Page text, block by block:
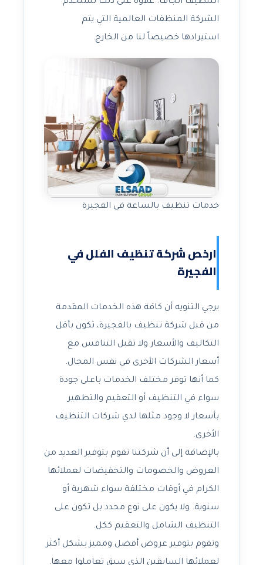
الشركة المنظفات العالمية التي يتم
استيرادها خصيصاً لنا من الخارج.
خدمات تنظيف بالساعة في الفجيرة
ارخص شركة تنظيف الفلل في
الفجيرة
يرجي التنويه أن كافة هذه الخدمات المقدمة
من قبل شركة تنظيف بالفجيرة، تكون بأقل
التكاليف والأسعار ولا تقبل التنافس مع
أسعار الشركات الأخرى في نفس المجال.
كما أنها توفر مختلف الخدمات باعلى جودة
سواء في التنظيف أو التعقيم والتطهير
بأسعار لا وجود مثلها لدي شركات التنظيف
الأخرى.
بالإضافة إلى أن شركتنا تقوم بتوفير العديد من
العروض والخصومات والتخفيضات لعملائها
الكرام في أوقات مختلفة سواء شهرية أو
سنوية. ولا يكون على نوع محدد بل تكون على
التنظيف الشامل والتعقيم ككل.
وتقوم بتوفير عروض أفضل ومميز بشكل أكثر
لعملائها السابقين الذي سبق تعاملوا معها.